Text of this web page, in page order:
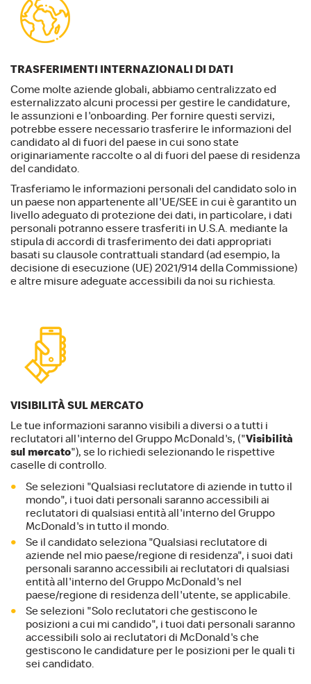
TRASFERIMENTI INTERNAZIONALI DI DATI
Come molte aziende globali, abbiamo centralizzato ed
esternalizzato alcuni processi per gestire le candidature,
le assunzioni e l'onboarding. Per fornire questi servizi,
potrebbe essere necessario trasferire le informazioni del
candidato al di fuori del paese in cui sono state
originariamente raccolte o al di fuori del paese di residenza
del candidato.
Trasferiamo le informazioni personali del candidato solo in
un paese non appartenente all'UE/SEE in cui è garantito un
livello adeguato di protezione dei dati, in particolare, i dati
personali potranno essere trasferiti in U.S.A. mediante la
stipula di accordi di trasferimento dei dati appropriati
basati su clausole contrattuali standard (ad esempio, la
decisione di esecuzione (UE) 2021/914 della Commissione)
e altre misure adeguate accessibili da noi su richiesta.
VISIBILITÀ SUL MERCATO
Le tue informazioni saranno visibili a diversi o a tutti i
reclutatori all'interno del Gruppo McDonald's, ("Visibilità
sul mercato"), se lo richiedi selezionando le rispettive
caselle di controllo.
Se selezioni "Qualsiasi reclutatore di aziende in tutto il
mondo", i tuoi dati personali saranno accessibili ai
reclutatori di qualsiasi entità all'interno del Gruppo
McDonald's in tutto il mondo.
Se il candidato seleziona "Qualsiasi reclutatore di
aziende nel mio paese/regione di residenza", i suoi dati
personali saranno accessibili ai reclutatori di qualsiasi
entità all'interno del Gruppo McDonald's nel
paese/regione di residenza dell'utente, se applicabile.
Se selezioni "Solo reclutatori che gestiscono le
posizioni a cui mi candido", i tuoi dati personali saranno
accessibili solo ai reclutatori di McDonald's che
gestiscono le candidature per le posizioni per le quali ti
sei candidato.